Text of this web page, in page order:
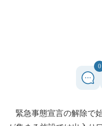
0
緊急事態宣言の解除で